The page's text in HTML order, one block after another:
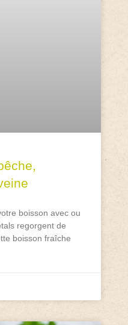
boisson avec ou
regorgent de
boisson fraîche